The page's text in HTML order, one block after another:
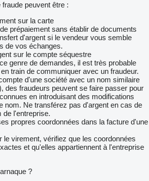
peuvent être :
sur la carte
prépaiement sans établir de documents
d'argent si le vendeur vous semble
de vos échanges.
sur le compte séquestre
genre de demandes, il est très probable
train de communiquer avec un fraudeur.
d'une société avec un nom similaire
des fraudeurs peuvent se faire passer pour
en introduisant des modifications
nom. Ne transférez pas d'argent en cas de
de l'entreprise.
propres coordonnées dans la facture d'une
le virement, vérifiez que les coordonnées
et qu'elles appartiennent à l'entreprise
?